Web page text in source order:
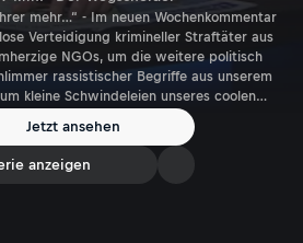
mehr…“ - Im neuen Wochenkommentar
Verteidigung krimineller Straftäter aus
NGOs, um die weitere politisch
rassistischer Begriffe aus unserem
kleine Schwindeleien unseres coolen
Jetzt ansehen
anzeigen